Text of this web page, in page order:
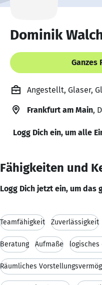
Dominik
Ganzes
Angestellt, Glaser,
Frankfurt am Main,
Logg Dich ein, um alle
Fähigkeiten und
Logg Dich jetzt ein, um das
Teamfähigkeit Zuverlässigkeit
Beratung Aufmaße logisches
Räumliches